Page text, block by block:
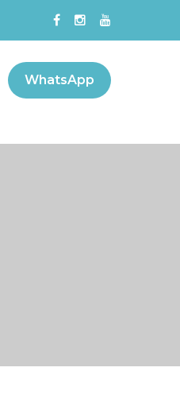
WhatsApp